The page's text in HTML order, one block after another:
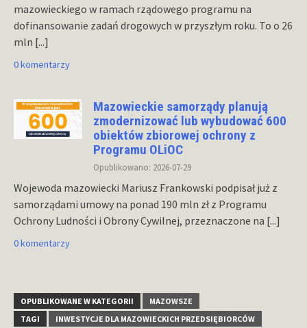
mazowieckiego w ramach rządowego programu na
dofinansowanie zadań drogowych w przyszłym roku. To o 26
mln [...]
0 komentarzy
Mazowieckie samorządy planują
zmodernizować lub wybudować 600
obiektów zbiorowej ochrony z
Programu OLiOC
Opublikowano: 2026-07-29
Wojewoda mazowiecki Mariusz Frankowski podpisał już z
samorządami umowy na ponad 190 mln zł z Programu
Ochrony Ludności i Obrony Cywilnej, przeznaczone na [...]
0 komentarzy
OPUBLIKOWANE W KATEGORII
MAZOWSZE
TAGI
INWESTYCJE DLA MAZOWIECKICH PRZEDSIĘBIORCÓW